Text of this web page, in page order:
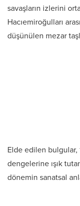
savaşların izlerini
Hacıemiroğulları
düşünülen mezar
Elde edilen bulgular,
dengelerine ışık
dönemin sanatsal